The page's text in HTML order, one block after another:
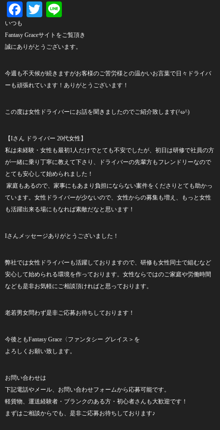
Facebook
Twitter
いつも
Fantasy Graceサイトをご覧頂き
誠にありがとうございます。
今週も不天候が続きますがお客様のご苦労様との温かいお言葉で日々ドライバ
ーも頑張れています！ありがとうございます！
この度は女性ドライバーにお話を聞きましたのでご紹介致します(^ω^)
【Iさん ドライバー 20代女性】
私は未経験・女性も最初1 人だけでとても不安でしたが、初日は研修で社員の方
が一緒に乗り丁寧に教えて下さり、ドライバーの先輩方も フレンドリーなので
とても安心して始められました！
家庭もあるので、家事にもあまり負担にならない案件をくださりとても助かっ
ています。 女性ドライバーが少ないので、女性からの募集も増え、もっと女性
も活躍出来る場にもなれば素敵だなと思います！
Iさんメッセージありがとうございました！
弊社では女性ドライバーも活躍しておりますので、研修も女性同士で組むなど
安心して始められる環境を作っております。 女性ならではのご家庭や労働時間
なども是非お気軽にご相談頂ければと思っております。
老若男女問わず是非ご応募お待ちしております！
今後ともFantasy Grace 〈ファンタシー グレイス＞を
よろしくお願い致します。
お問い合わせは
下記電話やメール、お問い合わせフォームから応募可能です。
軽貨物、運送経験者・ブランクのある方・初心者さんも大歓迎です！
まずはご相談からでも、 是非ご応募お待ちしております♪